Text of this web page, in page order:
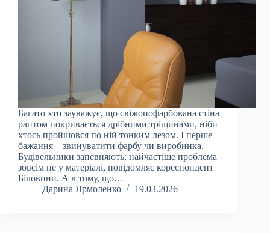
Багато хто зауважує, що свіжопофарбована стіна
раптом покривається дрібними тріщинами, ніби
хтось пройшовся по ній тонким лезом. І перше
бажання – звинуватити фарбу чи виробника.
Будівельники запевняють: найчастіше проблема
зовсім не у матеріалі, повідомляє кореспондент
Біловини. А в тому, що…
Дарина Ярмоленко
19.03.2026